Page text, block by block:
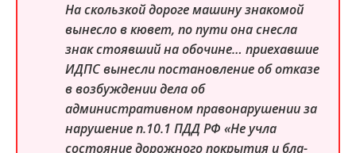
На скользкой дороге машину знакомой
вынесло в кювет, по пути она снесла
знак стоявший на обочине… приехавшие
ИДПС вынесли постановление об отказе
в возбуждении дела об
административном правонарушении за
нарушение п.10.1 ПДД РФ «Не учла
состояние дорожного покрытия и бла-